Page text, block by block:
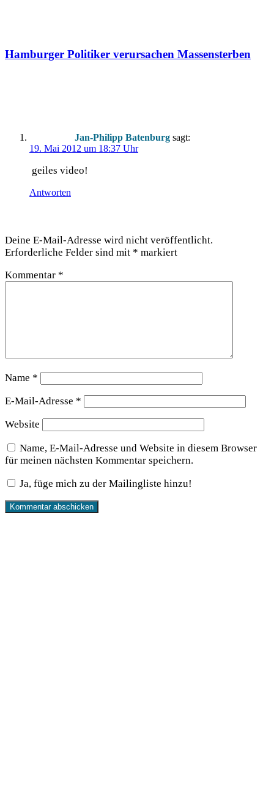
Hamburger Politiker verursachen Massensterben
Jan-Philipp Batenburg sagt:
19. Mai 2012 um 18:37 Uhr
gei­les video!
Antworten
Deine E-Mail-Adresse wird nicht veröffentlicht.
Erforderliche Felder sind mit * markiert
Kommentar *
Name *
E-Mail-Adresse *
Website
Name, E-Mail-Adresse und Website in diesem Browser
für meinen nächsten Kommentar speichern.
Ja, füge mich zu der Mailingliste hinzu!